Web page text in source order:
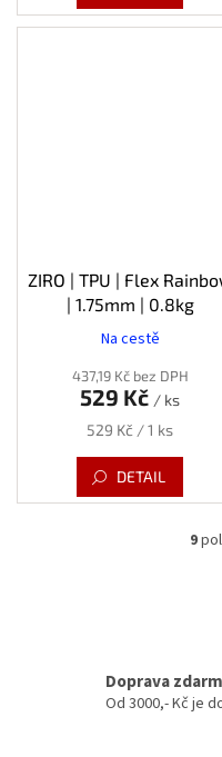
ZIRO | TPU | Flex
| 1.75mm | 0.8kg
Na cestě
437,19 Kč bez DPH
529 Kč / ks
Měrná
529 Kč / 1 ks
DETAIL
9
Doprava
Od 3000,- Kč je